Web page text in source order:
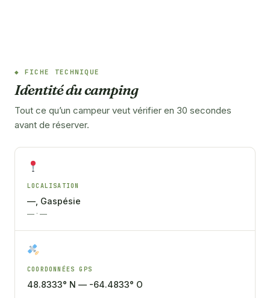
FICHE TECHNIQUE
Identité du camping
Tout ce qu’un campeur veut vérifier en 30 secondes
avant de réserver.
LOCALISATION
—, Gaspésie
— · —
COORDONNÉES GPS
48.8333° N — -64.4833° O